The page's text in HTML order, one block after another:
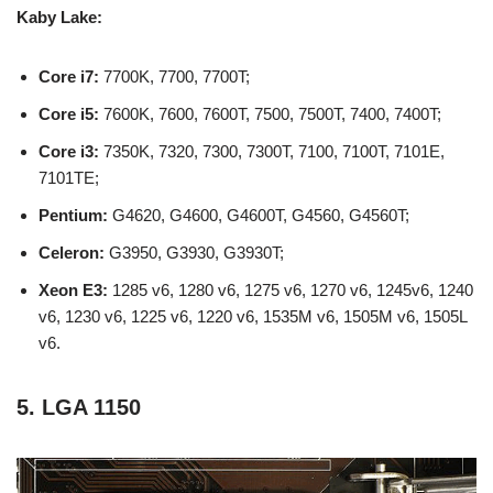
Kaby Lake:
Core i7: 7700K, 7700, 7700T;
Core i5: 7600K, 7600, 7600T, 7500, 7500T, 7400, 7400T;
Core i3: 7350K, 7320, 7300, 7300T, 7100, 7100T, 7101E,
7101TE;
Pentium: G4620, G4600, G4600T, G4560, G4560T;
Celeron: G3950, G3930, G3930T;
Xeon E3: 1285 v6, 1280 v6, 1275 v6, 1270 v6, 1245v6, 1240
v6, 1230 v6, 1225 v6, 1220 v6, 1535M v6, 1505M v6, 1505L
v6.
5. LGA 1150